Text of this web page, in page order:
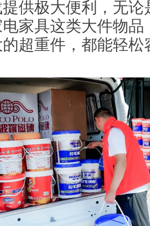
供极大便利，无
家具这类大件物
超重件，都能轻